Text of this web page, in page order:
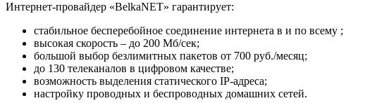
Интернет-провайдер «BelkaNET» гарантирует:
стабильное бесперебойное соединение интернета в и по всему ;
высокая скорость – до 200 Мб/сек;
большой выбор безлимитных пакетов от 700 руб./месяц;
до 130 телеканалов в цифровом качестве;
возможность выделения статического IP-адреса;
настройку проводных и беспроводных домашних сетей.